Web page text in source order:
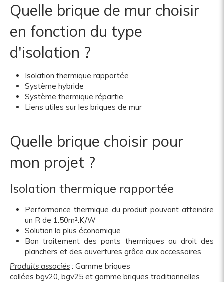
Quelle brique de mur choisir
en fonction du type
d'isolation ?
Isolation thermique rapportée
Système hybride
Système thermique répartie
Liens utiles sur les briques de mur
Quelle brique choisir pour
mon projet ?
Isolation thermique rapportée
Performance thermique du produit pouvant atteindre
un R de 1.50m².K/W
Solution la plus économique
Bon traitement des ponts thermiques au droit des
planchers et des ouvertures grâce aux accessoires
Produits associés : Gamme briques
collées bgv20 bgv25 et gamme briques traditionnelles